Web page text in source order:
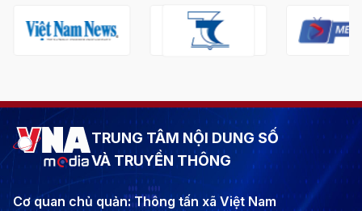
TRUNG TÂM NỘI DUNG SỐ
VÀ TRUYỀN THÔNG
Cơ quan chủ quản: Thông tấn xã Việt Nam